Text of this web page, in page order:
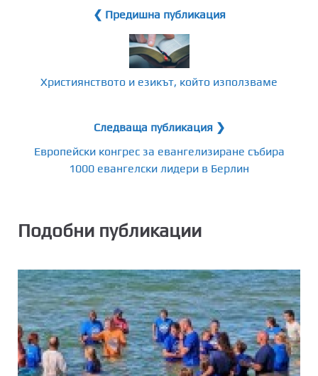
❮ Предишна публикация
Християнството и езикът, който използваме
Следваща публикация ❯
Европейски конгрес за евангелизиране събира
1000 евангелски лидери в Берлин
Подобни публикации